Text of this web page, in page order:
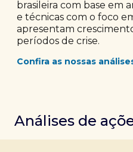
brasileira com base em
e técnicas com o foco
apresentam
períodos de crise.
Confira as nossas
Análises de